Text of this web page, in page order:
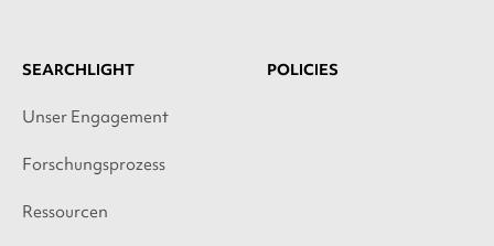
SEARCHLIGHT
Unser Engagement
Forschungsprozess
Ressourcen
POLICIES